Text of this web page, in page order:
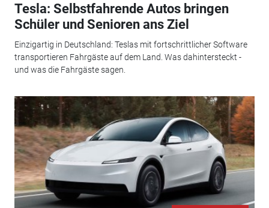
Tesla: Selbstfahrende Autos bringen
Schüler und Senioren ans Ziel
Einzigartig in Deutschland: Teslas mit fortschrittlicher Software
transportieren Fahrgäste auf dem Land. Was dahintersteckt -
und was die Fahrgäste sagen.